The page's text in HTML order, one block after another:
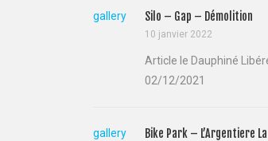
gallery Silo – Gap – Démolition
10 janvier 2022
Article le Dauphiné
02/12/2021
gallery
Bike Park – L’Argentiere La